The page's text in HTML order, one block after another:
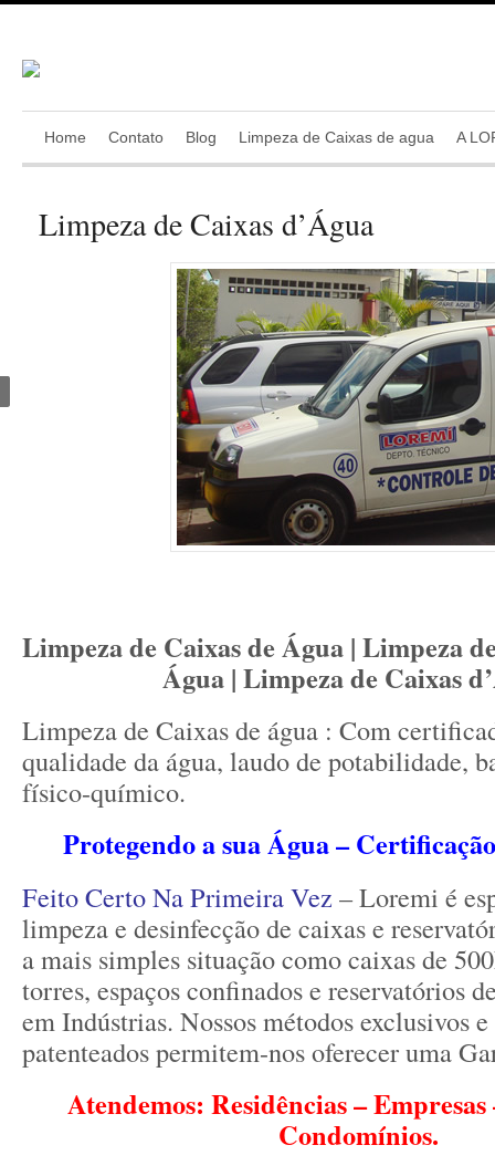
Home Contato Blog Limpeza de Caixas de agua A
Limpeza de Caixas d’Água
Limpeza de Caixas de Água | Limpeza
Água | Limpeza de Caixas
Limpeza de Caixas de água : Com
qualidade da água, laudo de potabilidade,
físico-químico.
Protegendo a sua Água –
Feito Certo Na Primeira Vez – Loremi é
limpeza e desinfecção de caixas e
a mais simples situação como caixas de
torres, espaços confinados e reservatórios
em Indústrias. Nossos métodos exclusivos
patenteados permitem-nos oferecer uma
Atendemos: Residências –
Condomínios.